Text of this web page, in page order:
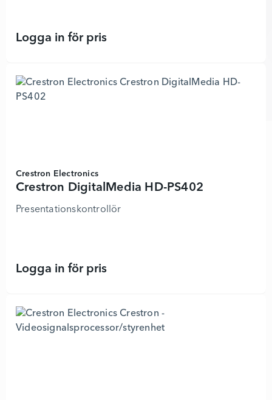
Logga in för prisDante AVIO 1Ch Analog Input
Crestron Electronics
Crestron DigitalMedia HD-PS402
Presentationskontrollör
Logga in för prisCrestron DigitalMedia HD-PS402 -